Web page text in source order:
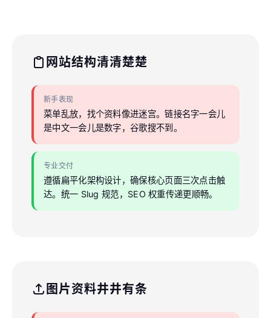
网站结构清清楚楚
新手表现
菜单乱放，找个资料像进迷宫。链接名字一会儿
是中文一会儿是数字，谷歌搜不到。
专业交付
遵循扁平化架构设计，确保核心页面三次点击触
达。统一 Slug 规范，SEO 权重传递更顺畅。
图片资料井井有条